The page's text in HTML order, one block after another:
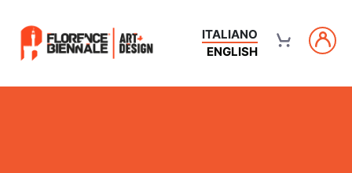
ITALIANO
ENGLISH